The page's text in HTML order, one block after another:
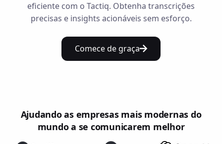
eficiente com o Tactiq. Obtenha transcrições
precisas e insights acionáveis sem esforço.
Comece de graça
Ajudando as empresas mais modernas do
mundo a se comunicarem melhor